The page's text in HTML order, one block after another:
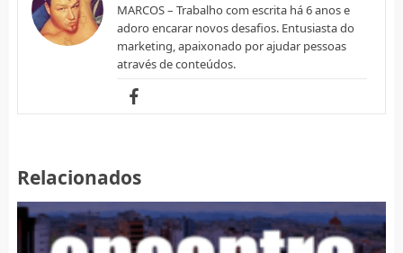
MARCOS – Trabalho com escrita há 6 anos e
adoro encarar novos desafios. Entusiasta do
marketing, apaixonado por ajudar pessoas
através de conteúdos.
Relacionados